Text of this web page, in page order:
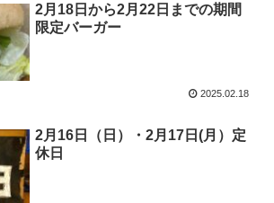
2月18日から2月22日までの期間
限定バーガー
2025.02.18
2月16日（日）・2月17日(月）定
休日